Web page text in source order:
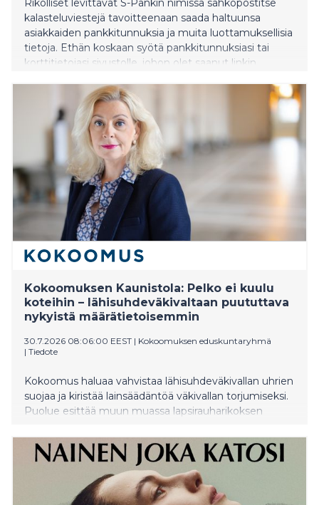
kalasteluviestejä tavoitteenaan saada haltuunsa
asiakkaiden pankkitunnuksia ja muita luottamuksellisia
tietoja. Ethän koskaan syötä pankkitunnuksiasi tai
korttitietojasi sivustolle, johon olet saanut linkin
Kokoomuksen Kaunistola: Pelko ei kuulu
koteihin – lähisuhdeväkivaltaan puututtava
nykyistä määrätietoisemmin
30.7.2026 08:06:00 EEST | Kokoomuksen eduskuntaryhmä
| Tiedote
Kokoomus haluaa vahvistaa lähisuhdeväkivallan uhrien
suojaa ja kiristää lainsäädäntöä väkivallan torjumiseksi.
Puolue esittää muun muassa lapsirauharikoksen
toimia lähestymiskiellon tehostamiseksi. Esitykset
sisältyvät Kokoomuksen kesäkuussa 2026
hyväksyttyyn tavoiteohjelmaan.